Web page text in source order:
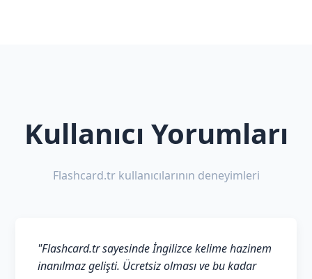
Kullanıcı Yorumları
Flashcard.tr kullanıcılarının deneyimleri
"Flashcard.tr sayesinde İngilizce kelime hazinem
inanılmaz gelişti. Ücretsiz olması ve bu kadar